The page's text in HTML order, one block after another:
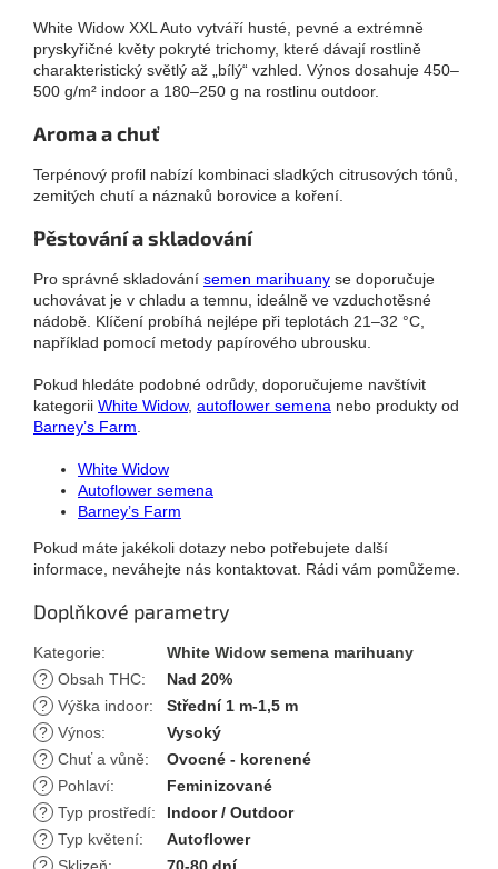
White Widow XXL Auto vytváří husté, pevné a extrémně
pryskyřičné květy pokryté trichomy, které dávají rostlině
charakteristický světlý až „bílý“ vzhled. Výnos dosahuje 450–
500 g/m² indoor a 180–250 g na rostlinu outdoor.
Aroma a chuť
Terpénový profil nabízí kombinaci sladkých citrusových tónů,
zemitých chutí a náznaků borovice a koření.
Pěstování a skladování
Pro správné skladování semen marihuany se doporučuje
uchovávat je v chladu a temnu, ideálně ve vzduchotěsné
nádobě. Klíčení probíhá nejlépe při teplotách 21–32 °C,
například pomocí metody papírového ubrousku.
Pokud hledáte podobné odrůdy, doporučujeme navštívit
kategorii White Widow, autoflower semena nebo produkty od
Barney’s Farm
White Widow
Autoflower semena
Barney’s Farm
Pokud máte jakékoli dotazy nebo potřebujete další
informace, neváhejte nás kontaktovat. Rádi vám pomůžeme.
Doplňkové parametry
Kategorie:
White Widow semena marihuany
? Obsah THC:
Nad 20%
? Výška indoor:
Střední 1 m-1,5 m
? Výnos:
Vysoký
? Chuť a vůně:
Ovocné - korenené
?
Pohlaví:
Feminizované
? Typ prostředí:
Indoor / Outdoor
? Typ květení:
Autoflower